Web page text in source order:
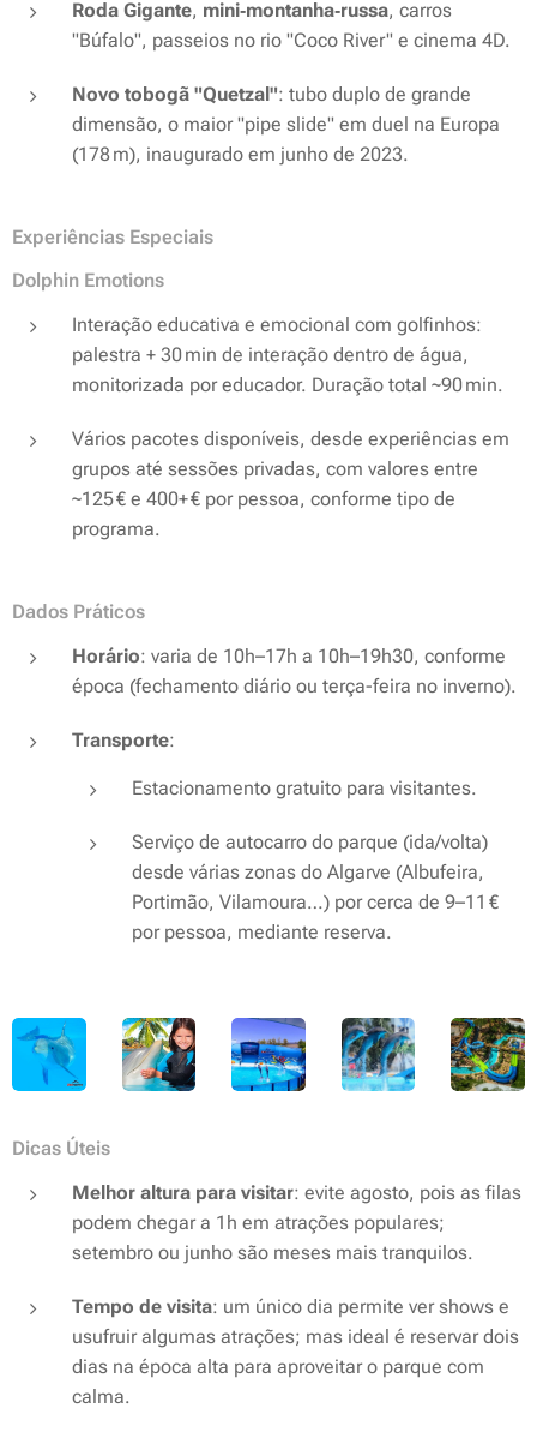
Roda Gigante, mini‑montanha‑russa, carros
"Búfalo", passeios no rio "Coco River" e cinema 4D.
Novo tobogã "Quetzal": tubo duplo de grande
dimensão, o maior "pipe slide" em duel na Europa
(178 m), inaugurado em junho de 2023.
Experiências Especiais
Dolphin Emotions
Interação educativa e emocional com golfinhos:
palestra + 30 min de interação dentro de água,
monitorizada por educador. Duração total ~90 min.
Vários pacotes disponíveis, desde experiências em
grupos até sessões privadas, com valores entre
~125 € e 400+ € por pessoa, conforme tipo de
programa.
Dados Práticos
Horário: varia de 10h–17h a 10h–19h30, conforme
época (fechamento diário ou terça-feira no inverno).
Transporte:
Estacionamento gratuito para visitantes.
Serviço de autocarro do parque (ida/volta)
desde várias zonas do Algarve (Albufeira,
Portimão, Vilamoura…) por cerca de 9–11 €
por pessoa, mediante reserva.
Dicas Úteis
Melhor altura para visitar: evite agosto, pois as filas
podem chegar a 1h em atrações populares;
setembro ou junho são meses mais tranquilos.
Tempo de visita: um único dia permite ver shows e
usufruir algumas atrações; mas ideal é reservar dois
dias na época alta para aproveitar o parque com
calma.